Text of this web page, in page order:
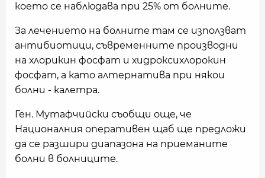
което се наблюдава при 25% от болните.
За лечението на болните там се използват
антибиотици, съвременните производни
на хлорикин фосфат и хидроксихлорокин
фосфат, а като алтернатива при някои
болни - калетра.
Ген. Мутафчийски съобщи още, че
Националния оперативен щаб ще предложи
да се разшири диапазона на приеманите
болни в болниците.